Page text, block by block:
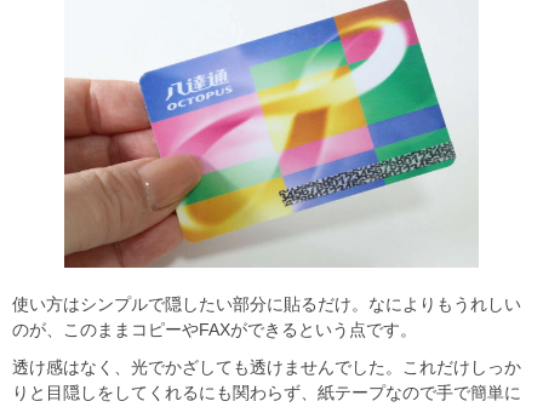
使い方はシンプルで隠したい部分に貼るだけ。なによりもうれしい
のが、このままコピーやFAXができるという点です。
透け感はなく、光でかざしても透けませんでした。これだけしっか
りと目隠しをしてくれるにも関わらず、紙テープなので手で簡単に